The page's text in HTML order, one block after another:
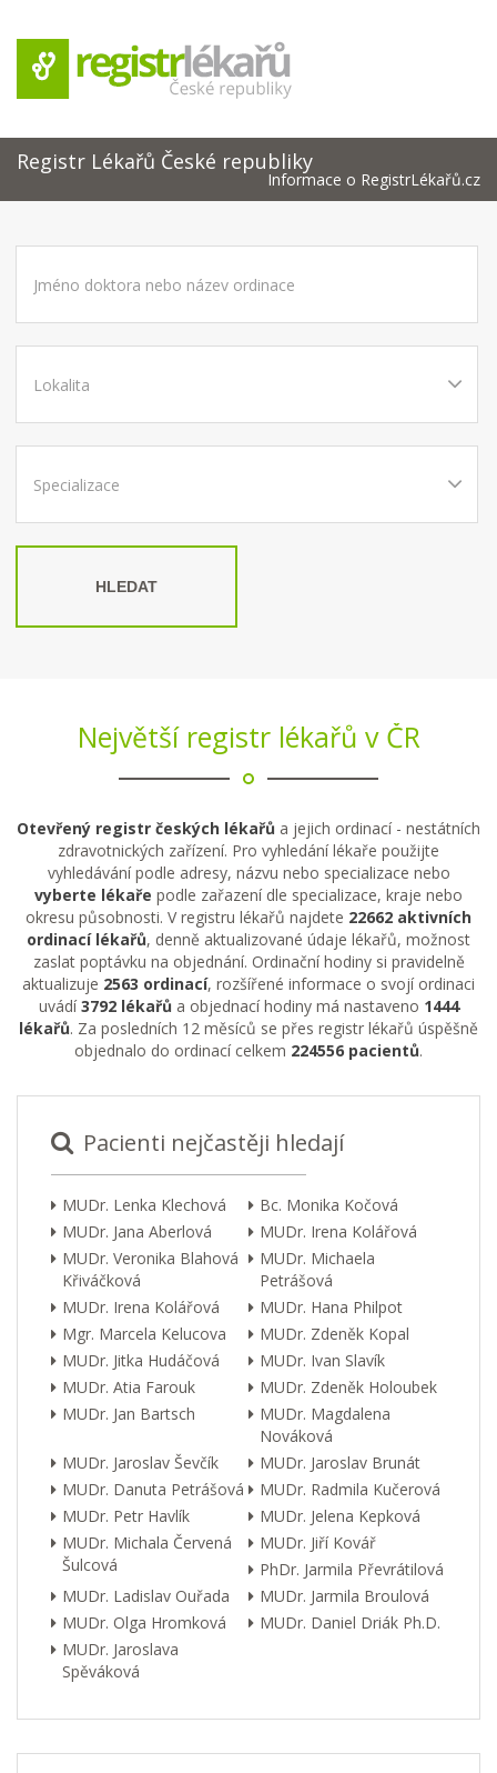
Registr Lékařů České republiky
Informace o RegistrLékařů.cz
HLEDAT
Největší registr lékařů v ČR
Otevřený registr českých lékařů a jejich ordinací - nestátních
zdravotnických zařízení. Pro vyhledání lékaře použijte
vyhledávání podle adresy, názvu nebo specializace nebo
vyberte lékaře podle zařazení dle specializace, kraje nebo
okresu působnosti. V registru lékařů najdete 22662 aktivních
ordinací lékařů, denně aktualizované údaje lékařů, možnost
zaslat poptávku na objednání. Ordinační hodiny si pravidelně
aktualizuje 2563 ordinací, rozšířené informace o svojí ordinaci
uvádí3792 lékařů a objednací hodiny má nastaveno 1444
lékařů. Za posledních 12 měsíců se přes registr lékařů úspěšně
objednalo do ordinací celkem 224556 pacientů.
Pacienti nejčastěji hledají
MUDr. Lenka Klechová
Bc. Monika Kočová
MUDr. Jana Aberlová
MUDr. Irena Kolářová
MUDr. Veronika Blahová
Křiváčková
MUDr. Michaela
Petrášová
MUDr. Irena Kolářová
MUDr. Hana Philpot
Mgr. Marcela Kelucova
MUDr. Zdeněk Kopal
MUDr. Jitka Hudáčová
MUDr. Ivan Slavík
MUDr. Atia Farouk
MUDr. Zdeněk Holoubek
MUDr. Jan Bartsch
MUDr. Magdalena
Nováková
MUDr. Jaroslav Ševčík
MUDr. Jaroslav Brunát
MUDr. Danuta Petrášová
MUDr. Radmila Kučerová
MUDr. Petr Havlík
MUDr. Jelena Kepková
MUDr. Michala Červená
Šulcová
MUDr. Jiří Kovář
PhDr. Jarmila Převrátilová
MUDr. Ladislav Ouřada
MUDr. Jarmila Broulová
MUDr. Olga Hromková
MUDr. Daniel Driák Ph.D.
MUDr. Jaroslava
Spěváková